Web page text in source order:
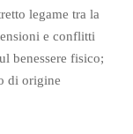
legame tra la
e conflitti
benessere fisico;
di origine